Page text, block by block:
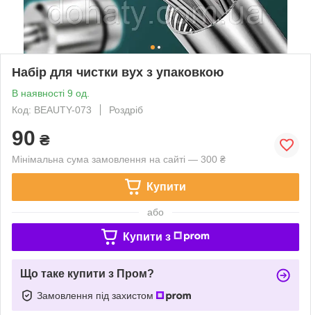
Набір для чистки вух з упаковкою
В наявності 9 од.
Код: BEAUTY-073
Роздріб
90 ₴
Мінімальна сума замовлення на сайті — 300 ₴
Купити
або
Купити з
Що таке купити з Пром?
Замовлення під захистом